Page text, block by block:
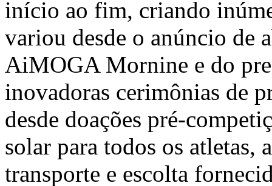
início ao fim, criando
variou desde o anúncio de
AiMOGA Mornine e do
inovadoras cerimônias de
desde doações pré-
solar para todos os atletas,
transporte e escolta